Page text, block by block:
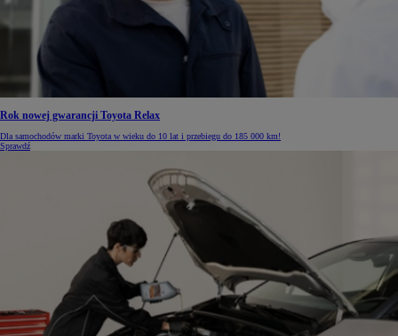
Rok nowej gwarancji Toyota Relax
Dla samochodów marki Toyota w wieku do 10 lat i przebiegu do 185 000 km!
Sprawdź